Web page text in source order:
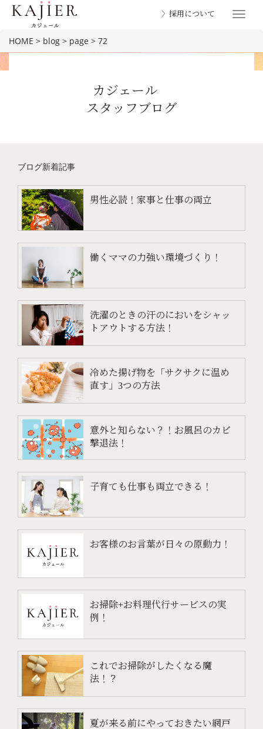
Toggle
〉採用について
HOME > blog > page > 72
カジェール
スタッフブログ
ブログ新着記事
男性必読！家事と仕事の両立
働くママの力強い環境づくり！
洗濯のときの汗のにおいをシャッ
トアウトする方法！
冷めた揚げ物を「サクサクに温め
直す」3つの方法
意外と知らない？！お風呂のカビ
撃退法！
子育ても仕事も両立できる！
お客様のお言葉が日々の原動力！
お掃除+お料理代行サービスの実
例！
これでお掃除がしたくなる魔
法！？
夏が来る前にやっておきたい網戸